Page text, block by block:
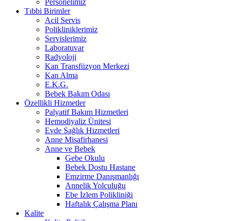
Tıbbi Birimler
Acil Servis
Polikliniklerimiz
Servislerimiz
Laboratuvar
Radyoloji
Kan Transfüzyon Merkezi
Kan Alma
E.K.G.
Bebek Bakım Odası
Özellikli Hizmetler
Palyatif Bakım Hizmetleri
Hemodiyaliz Ünitesi
Evde Sağlık Hizmetleri
Anne Misafirhanesi
Anne ve Bebek
Gebe Okulu
Bebek Dostu Hastane
Emzirme Danışmanlığı
Annelik Yolculuğu
Ebe İzlem Polikliniği
Haftalık Çalışma Planı
Kalite